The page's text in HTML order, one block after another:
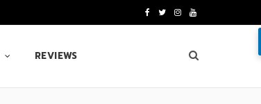
e
T
t
I
t
Y
u
T
REVIEWS